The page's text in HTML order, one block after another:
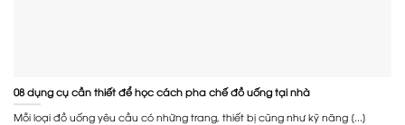
08 dụng cụ cần thiết để học cách pha chế đồ uống tại nhà
Mỗi loại đồ uống yêu cầu có những trang, thiết bị cũng như kỹ năng [...]